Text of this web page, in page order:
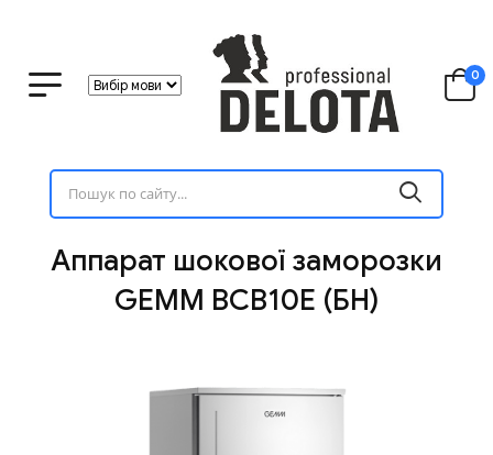
0
Аппарат шокової заморозки
GEMM BCB10E (БН)